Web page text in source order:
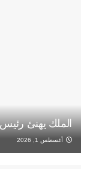
الملك يهنئ رئيس
أغسطس 1, 2026